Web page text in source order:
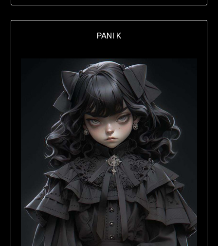
PANI K